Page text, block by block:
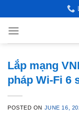
to
content
Lắp mạng
pháp Wi-Fi 6
POSTED ON JUNE 16,